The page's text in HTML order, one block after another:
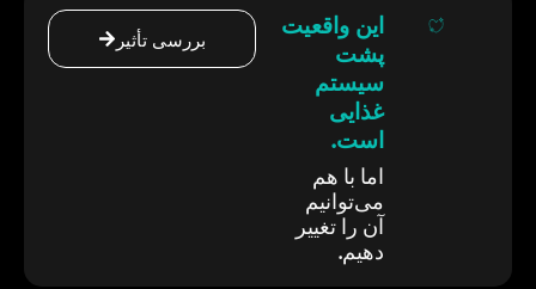
این واقعیت
پشت
سیستم
غذایی
است.
اما با هم
می‌توانیم
آن را تغییر
دهیم.
بررسی تأثیر